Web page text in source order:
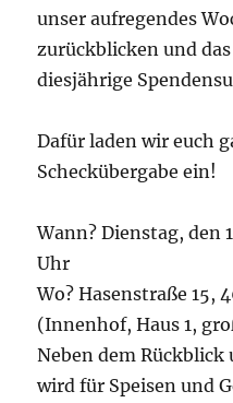
unser aufregendes
zurückblicken und
diesjährige
Dafür laden wir euch
Scheckübergabe ein!
Wann? Dienstag, den
Uhr
Wo? Hasenstraße 15,
(Innenhof, Haus 1,
Neben dem Rückblick
wird für Speisen und